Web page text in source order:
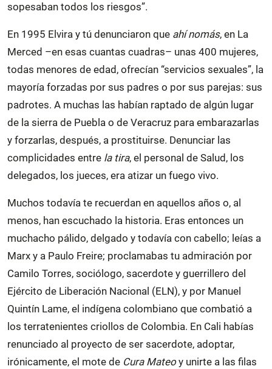
sopesaban todos los riesgos”.
En 1995 Elvira y tú denunciaron que ahí nomás, en La
Merced –en esas cuantas cuadras– unas 400 mujeres,
todas menores de edad, ofrecían “servicios sexuales”, la
mayoría forzadas por sus padres o por sus parejas: sus
padrotes. A muchas las habían raptado de algún lugar
de la sierra de Puebla o de Veracruz para embarazarlas
y forzarlas, después, a prostituirse. Denunciar las
complicidades entre la tira, el personal de Salud, los
delegados, los jueces, era atizar un fuego vivo.
Muchos todavía te recuerdan en aquellos años o, al
menos, han escuchado la historia. Eras entonces un
muchacho pálido, delgado y todavía con cabello; leías a
Marx y a Paulo Freire; proclamabas tu admiración por
Camilo Torres, sociólogo, sacerdote y guerrillero del
Ejército de Liberación Nacional (ELN), y por Manuel
Quintín Lame, el indígena colombiano que combatió a
los terratenientes criollos de Colombia. En Cali habías
renunciado al proyecto de ser sacerdote, adoptar,
irónicamente, el mote de Cura Mateoy unirte a las filas